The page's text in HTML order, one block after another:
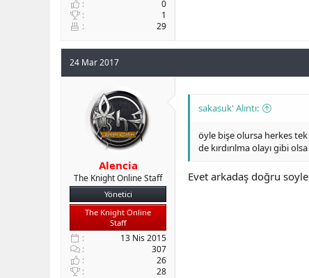
0
1
29
24 Mar 2017
Alencia
The Knight Online Staff
Yönetici
The Knight Online
Staff
13 Nis 2015
307
26
28
sakasuk' Alıntı:
öyle bişe olursa herkes tek
de kırdırılma olayı gibi
Evet arkadaş doğru